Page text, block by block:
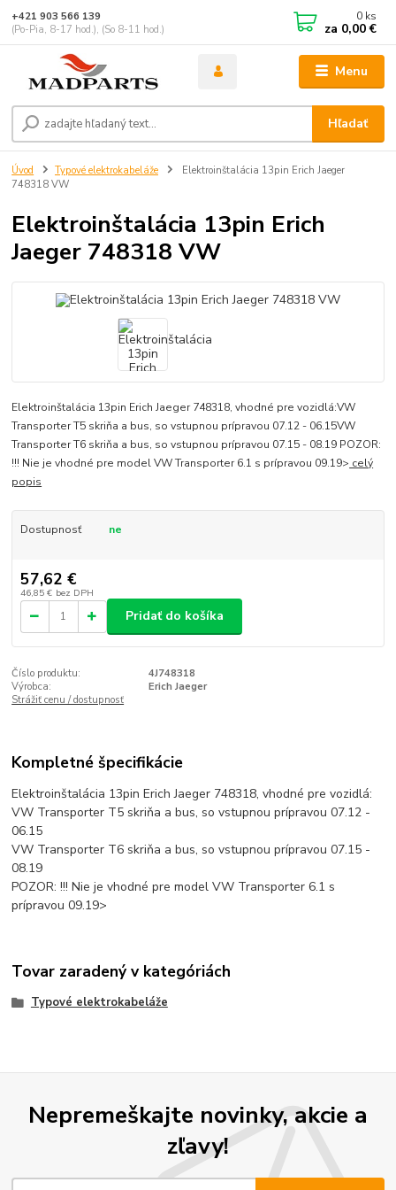
Menu
Hľadať
+421 903 566 139
(Po-Pia, 8-17 hod.), (So 8-11 hod.)
0 ks
za 0,00 €
Úvod Typové elektrokabeláže
Elektroinštalácia 13pin Erich Jaeger
748318 VW
Elektroinštalácia 13pin Erich
Jaeger 748318 VW
Elektroinštalácia 13pin Erich Jaeger 748318, vhodné pre vozidlá:VW
Transporter T5 skriňa a bus, so vstupnou prípravou 07.12 - 06.15VW
Transporter T6 skriňa a bus, so vstupnou prípravou 07.15 - 08.19 POZOR:
!!! Nie je vhodné pre model VW Transporter 6.1 s prípravou 09.19> celý
popis
Dostupnosť ne
57,62 €
46,85 € bez DPH
Pridať do košíka
Číslo produktu:
4J748318
Výrobca:
Erich Jaeger
Strážiť cenu / dostupnosť
Kompletné špecifikácie
Elektroinštalácia 13pin Erich Jaeger 748318, vhodné pre vozidlá:
VW Transporter T5 skriňa a bus, so vstupnou prípravou 07.12 -
06.15
VW Transporter T6 skriňa a bus, so vstupnou prípravou 07.15 -
08.19
POZOR: !!! Nie je vhodné pre model VW Transporter 6.1 s
prípravou 09.19>
Tovar zaradený v kategóriách
Typové elektrokabeláže
Nepremeškajte novinky, akcie a
zľavy!